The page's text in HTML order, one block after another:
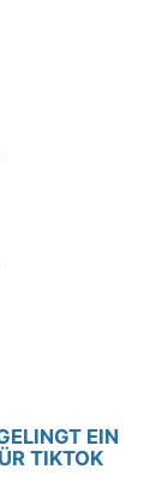
EIN
TIKTOK